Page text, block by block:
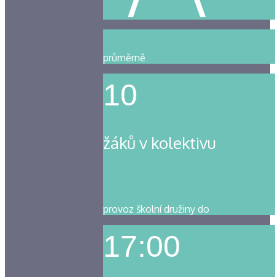
průměrně
10
žáků v kolektivu
provoz školní družiny do
17:00